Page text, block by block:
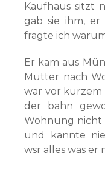
Kaufhaus sitzt
gab sie ihm, er
fragte ich
Er kam aus
Mutter nach
war vor kurzem
der bahn
Wohnung nicht
und kannte
wsr alles was er